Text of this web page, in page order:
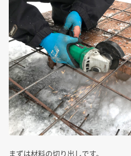
まずは材料の切り出しです。